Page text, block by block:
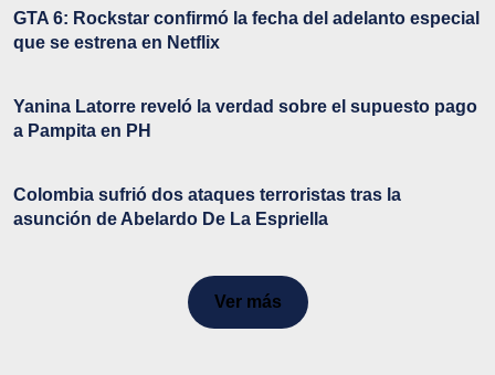
GTA 6: Rockstar confirmó la fecha del adelanto especial
que se estrena en Netflix
Yanina Latorre reveló la verdad sobre el supuesto pago
a Pampita en PH
Colombia sufrió dos ataques terroristas tras la
asunción de Abelardo De La Espriella
Ver más